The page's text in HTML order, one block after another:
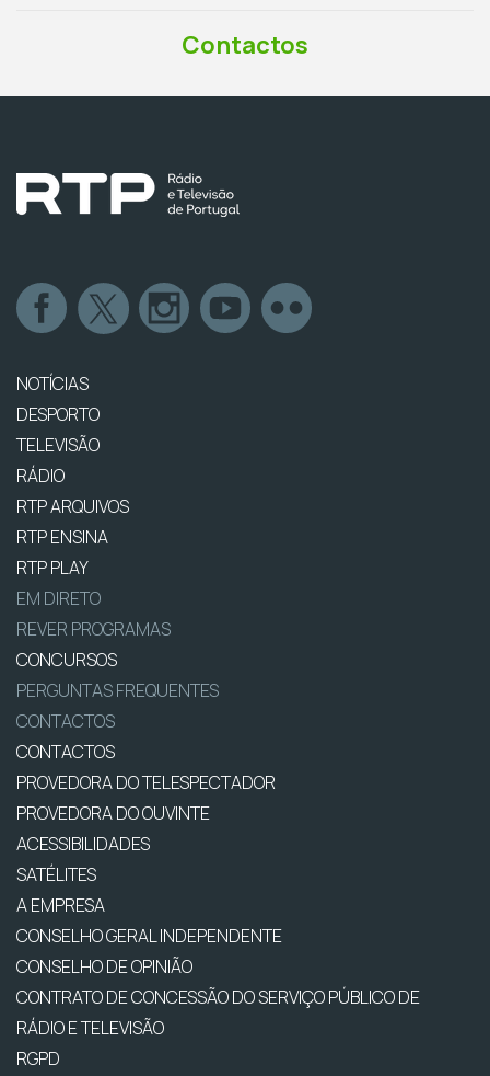
Contactos
NOTÍCIAS
DESPORTO
TELEVISÃO
RÁDIO
RTP ARQUIVOS
RTP ENSINA
RTP PLAY
EM DIRETO
REVER PROGRAMAS
CONCURSOS
PERGUNTAS FREQUENTES
CONTACTOS
CONTACTOS
PROVEDORA DO TELESPECTADOR
PROVEDORA DO OUVINTE
ACESSIBILIDADES
SATÉLITES
A EMPRESA
CONSELHO GERAL INDEPENDENTE
CONSELHO DE OPINIÃO
CONTRATO DE CONCESSÃO DO SERVIÇO PÚBLICO DE
RÁDIO E TELEVISÃO
RGPD